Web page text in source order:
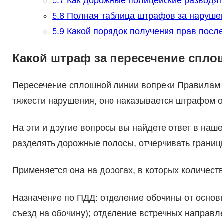
5.8Полная таблица штрафов за
5.9Какой порядок получения прав
Какой штраф за пересечение
Пересечение сплошной линии вопреки
тяжести нарушения, оно наказывается штрафом
На эти и другие вопросы вы найдете ответ в
разделять дорожные полосы, отчерчивать
Применяется она на дорогах, в которых
Назначение по ПДД: отделение обочины от
съезд на обочину); отделение встречных